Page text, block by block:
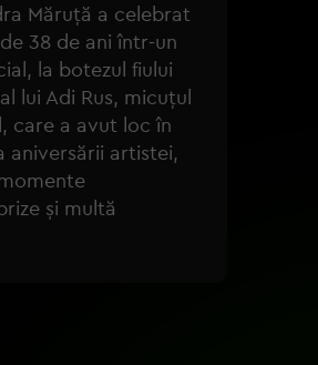
Măruță a celebrat
38 de ani într-un
la botezul fiului
lui Adi Rus, micuțul
care a avut loc în
aniversării artistei,
și multă